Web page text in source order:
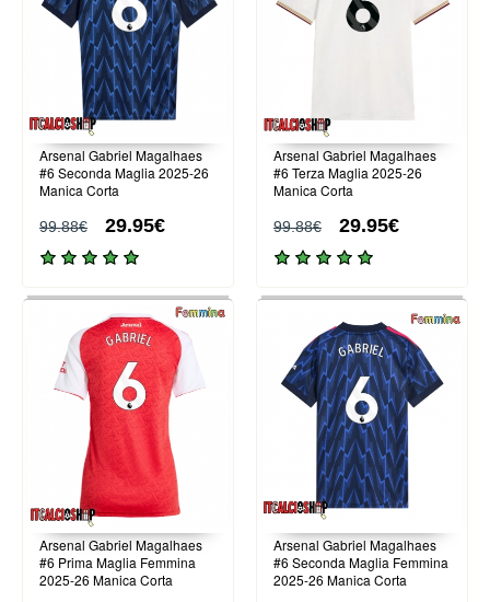
Arsenal Gabriel Magalhaes
#6 Seconda Maglia 2025-26
Manica Corta
99.88€ 29.95€
Arsenal Gabriel Magalhaes
#6 Terza Maglia 2025-26
Manica Corta
99.88€ 29.95€
Arsenal Gabriel Magalhaes
#6 Prima Maglia Femmina
2025-26 Manica Corta
Arsenal Gabriel Magalhaes
#6 Seconda Maglia Femmina
2025-26 Manica Corta